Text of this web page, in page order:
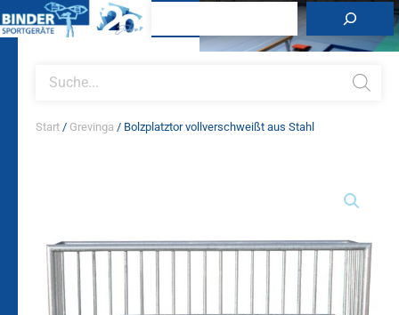
Inhalt
search
Start / Grevinga / Bolzplatztor vollverschweißt aus Stahl
Menge